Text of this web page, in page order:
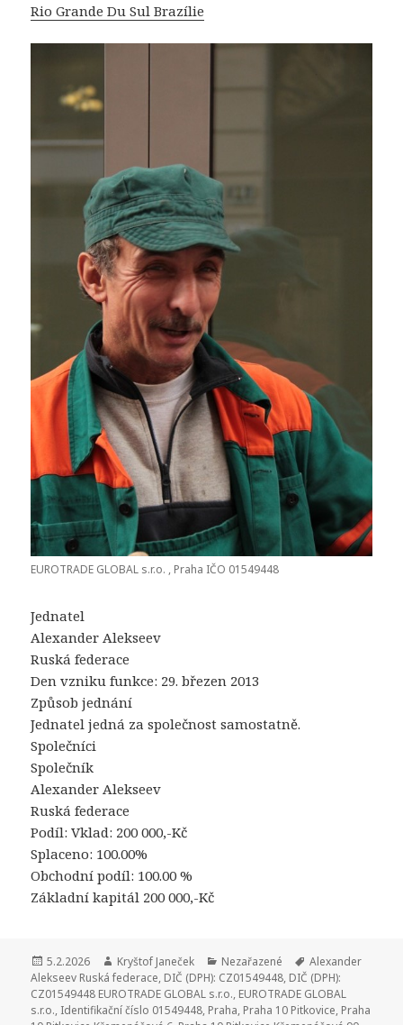
Rio Grande Du Sul Brazílie
EUROTRADE GLOBAL s.r.o. , Praha IČO 01549448
Jednatel
Alexander Alekseev
Ruská federace
Den vzniku funkce: 29. březen 2013
Způsob jednání
Jednatel jedná za společnost samostatně.
Společníci
Společník
Alexander Alekseev
Ruská federace
Podíl: Vklad: 200 000,-Kč
Splaceno: 100.00%
Obchodní podíl: 100.00 %
Základní kapitál 200 000,-Kč
Publikováno:
5.2.2026 Autor:
Kryštof Janeček Rubriky:
Nezařazené Štítky:
Alexander
Alekseev Ruská federace, DIČ (DPH): CZ01549448, DIČ (DPH):
CZ01549448 EUROTRADE GLOBAL s.r.o., EUROTRADE GLOBAL
s.r.o., Identifikační číslo 01549448, Praha, Praha 10 Pitkovice, Praha